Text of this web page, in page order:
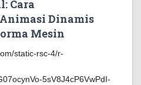
Cara
Dinamis
Mesin